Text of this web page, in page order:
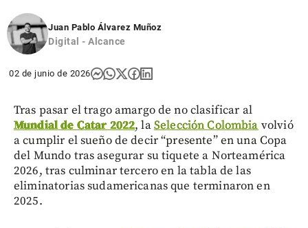
Juan Pablo Álvarez Muñoz
Digital - Alcance
02 de junio de 2026
Tras pasar el trago amargo de no clasificar al
Mundial de Catar 2022, laSelección Colombia volvió
a cumplir el sueño de decir “presente” en una Copa
del Mundo tras asegurar su tiquete a Norteamérica
2026, tras culminar tercero en la tabla de las
eliminatorias sudamericanas que terminaron en
2025.